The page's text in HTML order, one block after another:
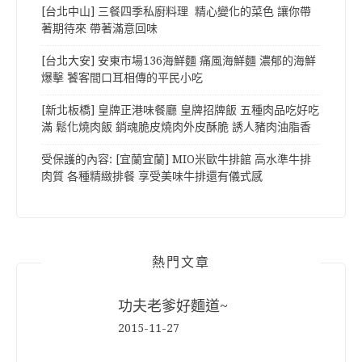
[台北中山] 三餐四季私廚料理 精心變化的菜色 讓你帶
著期待來 帶著滿意回味
[台北大安] 安東市場136海鮮麵 痛風海鮮麵 濃郁的海鮮
爆擊 饕客間口耳相傳的平民小吃
[新北板橋] 皇牌正港味餐廳 皇牌招牌飯 五種肉品吃好吃
滿 鬆化燒肉飯 銷魂脆皮燒肉外皮酥脆 誘人豬肉油脂香
受保護的內容: [宜蘭宜蘭] MIO米歐牛排館 高水準牛排
肉質 各種精緻排餐 享受美味牛排還有儀式感
熱門文章
功夫老爹好麵道~
2015-11-27